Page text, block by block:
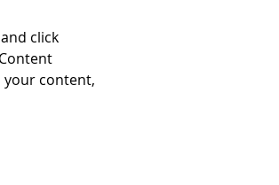
click
your content,